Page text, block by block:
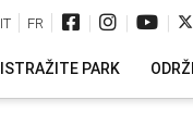
| | |
IT FR
ISTRAŽITE PARK